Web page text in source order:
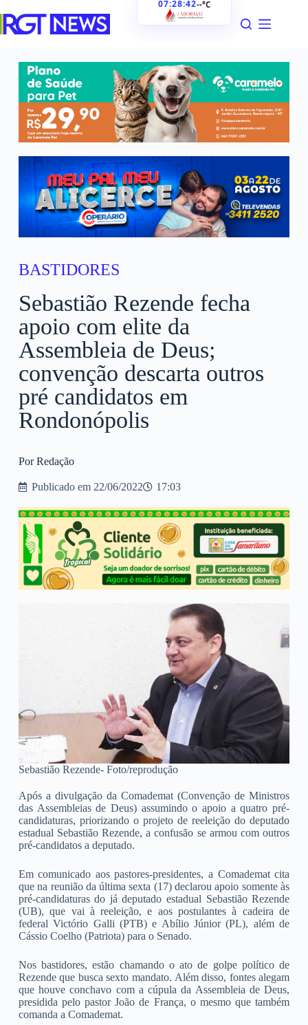
07:28:43--°C
BASTIDORES
Sebastião Rezende fecha
apoio com elite da
Assembleia de Deus;
convenção descarta outros
pré candidatos em
Rondonópolis
Por Redação
Publicado em 22/06/2022 17:03
Sebastião Rezende- Foto/reprodução
Após a divulgação da Comademat (Convenção de Ministros
das Assembleias de Deus) assumindo o apoio a quatro pré-
candidaturas, priorizando o projeto de reeleição do deputado
estadual Sebastião Rezende, a confusão se armou com outros
pré-candidatos a deputado.
Em comunicado aos pastores-presidentes, a Comademat cita
que na reunião da última sexta (17) declarou apoio somente às
pré-candidaturas do já deputado estadual Sebastião Rezende
(UB), que vai à reeleição, e aos postulantes à cadeira de
federal Victório Galli (PTB) e Abílio Júnior (PL), além de
Cássio Coelho (Patriota) para o Senado.
Nos bastidores, estão chamando o ato de golpe político de
Rezende que busca sexto mandato. Além disso, fontes alegam
que houve conchavo com a cúpula da Assembleia de Deus,
presidida pelo pastor João de França, o mesmo que também
comanda a Comademat.